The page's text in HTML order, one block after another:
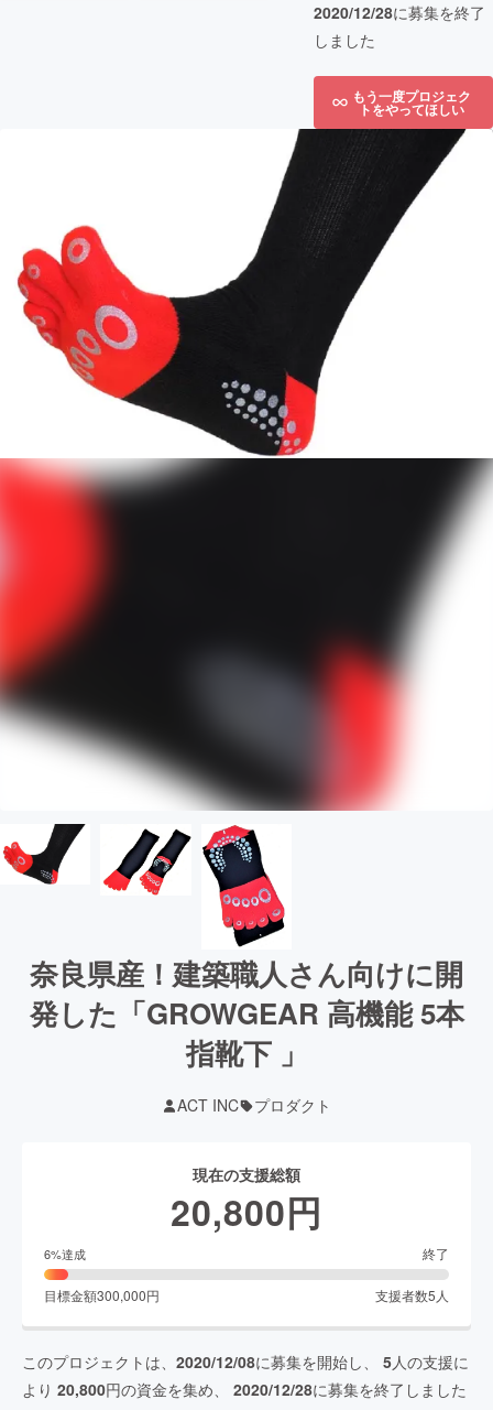
2020/12/28に募集を終了
しました
もう一度プロジェク
トをやってほしい
奈良県産！建築職人さん向けに開
発した「GROWGEAR 高機能 5本
指靴下 」
ACT INC プロダクト
現在の支援総額
20,800円
6%達成 終了
目標金額300,000円 支援者数5 人
このプロジェクトは、 2020/12/08に募集を開始し、 5人の支援に
より 20,800円の資金を集め、 2020/12/28に募集を終了しました